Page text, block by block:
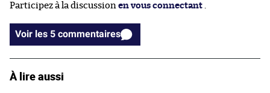
Participez à la discussion en vous connectant
Voir les 5 commentaires
À lire aussi